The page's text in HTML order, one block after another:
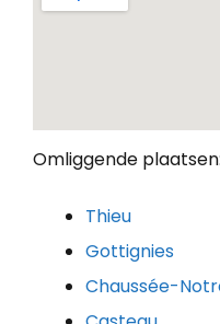
Omliggende plaatsen:
Thieu
Gottignies
Chaussée-